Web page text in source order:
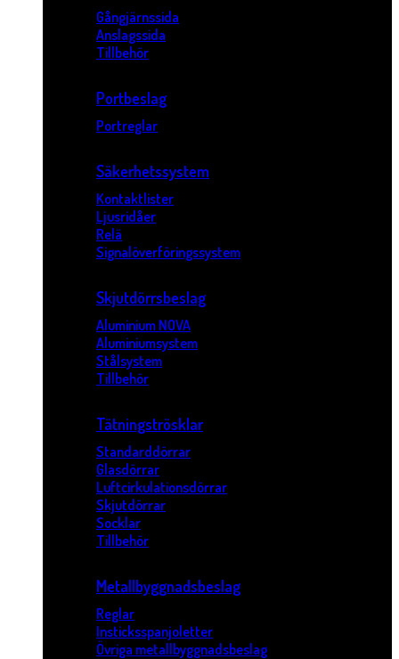
Gångjärnssida
Anslagssida
Tillbehör
Portbeslag
Portreglar
Säkerhetssystem
Kontaktlister
Ljusridåer
Relä
Signalöverföringssystem
Skjutdörrsbeslag
Aluminium NOVA
Aluminiumsystem
Stålsystem
Tillbehör
Tätningströsklar
Standarddörrar
Glasdörrar
Luftcirkulationsdörrar
Skjutdörrar
Socklar
Tillbehör
Metallbyggnadsbeslag
Reglar
Insticksspanjoletter
Övriga metallbyggnadsbeslag